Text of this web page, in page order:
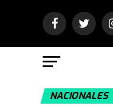
NACIONALES